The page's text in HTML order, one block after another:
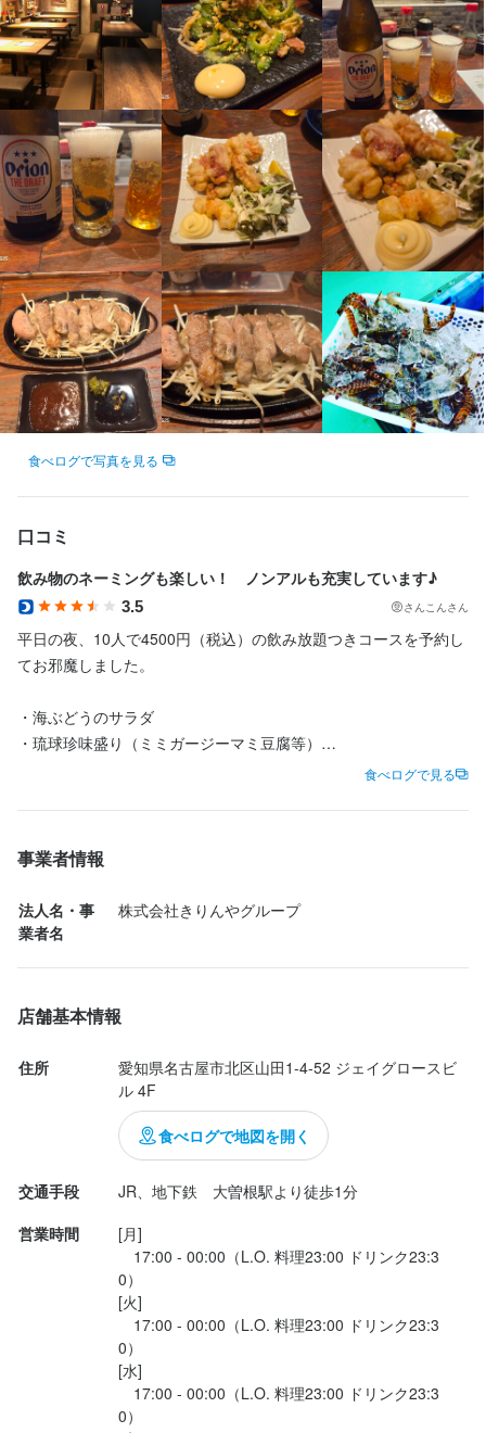
食べログで写真を見る
口コミ
飲み物のネーミングも楽しい！　ノンアルも充実しています♪
3.5 さんこんさん
平日の夜、10人で4500円（税込）の飲み放題つきコースを予約し
てお邪魔しました。
・海ぶどうのサラダ
・琉球珍味盛り（ミミガージーマミ豆腐等）
・ゴーヤチャンプル
・ラフテー
・沖縄アーサーそば
・デザート
方がサラダ、もずくや珍味などヘルシーだったのですが、途中か
ら餃子やゴーヤチャンプルー、紅芋コロッケと続き、最後近くな
最後の方で食べれない人もいたのですが、余ったラフテーをその
あとのソーキそばに分けて入れて食べたらおいしかったです　デ
ザートのアイスは小さめでしたが、さっぱりしておいしかったで
や、ノンアルカクテルも豊富...
食べログで見る
事業者情報
法人名・事
業者名
株式会社きりんやグループ
店舗基本情報
住所
愛知県名古屋市北区山田1-4-52 ジェイグロースビ
ル 4F
食べログで地図を開く
交通手段
JR、地下鉄　大曽根駅より徒歩1分
営業時間
[月]
17:00 - 00:00（L.O. 料理23:00 ドリンク23:3
0）
[火]
17:00 - 00:00（L.O. 料理23:00 ドリンク23:3
0）
[水]
17:00 - 00:00（L.O. 料理23:00 ドリンク23:3
0）
仕事内容
ホールキッチンスタッフの募集です！
キッチンでは野菜を切ったり、ゆでたり、焼いたり、揚げ物など
の調理を担当していた
だきます♪
ホールではご案内、おすすめメニューの紹介。さらにバッシン
グ、食器洗い、レジ打ち、
オーダー取りなど！
この仕事のおすすめポイント
働いてくれる従業員さんには「人として愛される人になってほし
い」という思いがあります。
お店でお客様から愛されるコミュニケーション力を磨いて頂けれ
ばと思います。
明るく元気な店内を一緒に演出しましょう！
また、当店では<推しエール>というチップ制度のようなシステム
ップやコメントを送ることができるシステムです！
包丁さばき
応募資格
コミュニケーション能力
店名
愛知県名古屋市北区山田1-4-52 ジェイグロースビル 4F
法人名・事業者名
株式会社きりんやグループ
最終更新日2026/01/09